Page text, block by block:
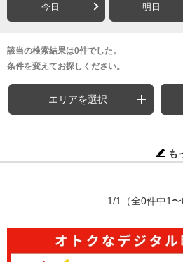
今日 明日
該当の検索結果は0件でした。
条件を変えてお探しください。
エリアを選択
も
1/1 （全0件中1〜